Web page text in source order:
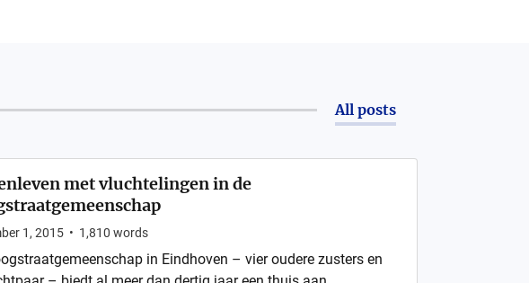
All posts
met vluchtelingen in de
1, 2015 • 1,810 words
in Eindhoven – vier oudere zusters en